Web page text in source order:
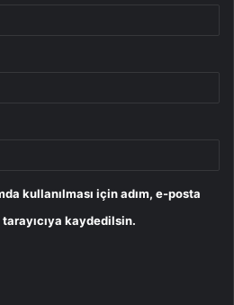
kullanılması için adım, e-posta
kaydedilsin.